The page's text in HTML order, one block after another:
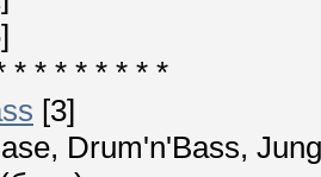
* * * * * * * *
[3]
Drum'n'Bass,